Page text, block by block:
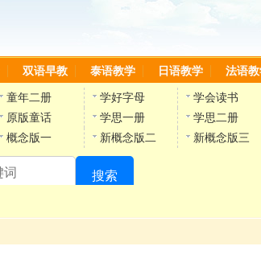
双语早教 泰语教学 日语教学 法语
童年二册 学好字母 学会读书
原版童话 学思一册 学思二册
概念版一 新概念版二 新概念版三
搜索
陈